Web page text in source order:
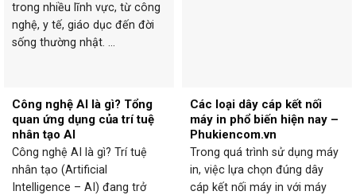
trong nhiều lĩnh vực, từ công
nghệ, y tế, giáo dục đến đời
sống thường nhật. ...
Công nghệ AI là gì? Tổng
quan ứng dụng của trí tuệ
nhân tạo AI
Công nghệ AI là gì? Trí tuệ
nhân tạo (Artificial
Intelligence – AI) đang trở
Các loại dây cáp kết nối
máy in phổ biến hiện nay –
Phukiencom.vn
Trong quá trình sử dụng máy
in, việc lựa chọn đúng dây
cáp kết nối máy in với máy